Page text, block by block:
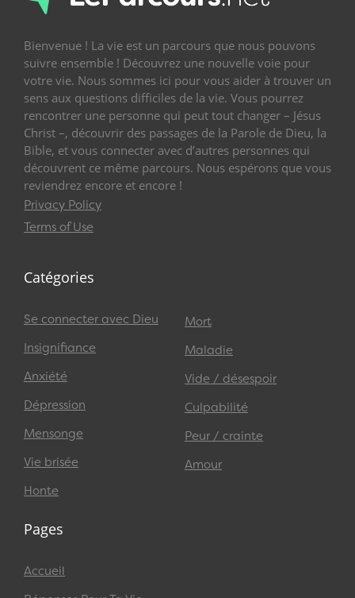
Bienvenue ! La vie est un parcours que nous pouvons
suivre ensemble ! Découvrez une nouvelle voie pour
votre vie. Nous sommes ici pour vous aider à trouver un
sens aux questions difficiles de la vie. Vous pourrez
rencontrer une personne qui peut tout changer – Jésus
Christ –, découvrir des passages de la Parole de Dieu, la
Bible, et vous connecter avec d’autres personnes qui
découvrent ce même parcours. Nous espérons que vous
reviendrez encore et encore !
Privacy Policy
Terms of Use
Catégories
Se connecter avec Dieu
Insignifiance
Anxiété
Dépression
Mensonge
Vie brisée
Honte
Mort
Maladie
Vide / désespoir
Culpabilité
Peur / crainte
Amour
Pages
Accueil